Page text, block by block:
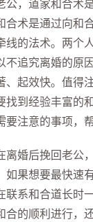
，道家和合术是
合术是通过向和
线的法术。两个
不追究离婚的原
、起效快。值得
找到经验丰富的
注意的事项，
婚后挽回老公
如果想要最快速
联系和合道长时
合的顺利进行，